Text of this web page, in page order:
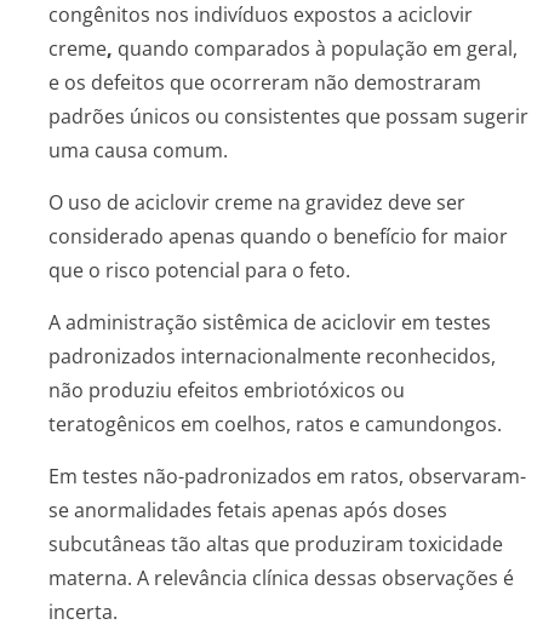
congênitos nos indivíduos expostos a aciclovir
creme, quando comparados à população em geral,
e os defeitos que ocorreram não demostraram
padrões únicos ou consistentes que possam sugerir
uma causa comum.
O uso de aciclovir creme na gravidez deve ser
considerado apenas quando o benefício for maior
que o risco potencial para o feto.
A administração sistêmica de aciclovir em testes
padronizados internacionalmente reconhecidos,
não produziu efeitos embriotóxicos ou
teratogênicos em coelhos, ratos e camundongos.
Em testes não-padronizados em ratos, observaram-
se anormalidades fetais apenas após doses
subcutâneas tão altas que produziram toxicidade
materna. A relevância clínica dessas observações é
incerta.